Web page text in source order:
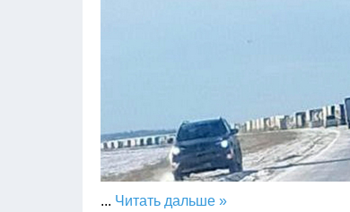
... Читать дальше »